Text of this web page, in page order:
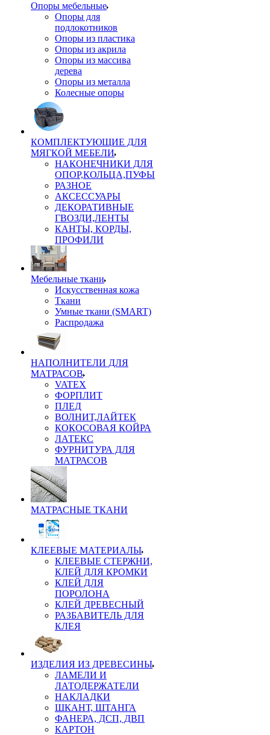
Опоры мебельные
Опоры для
подлокотников
Опоры из пластика
Опоры из акрила
Опоры из массива
дерева
Опоры из металла
Колесные опоры
КОМПЛЕКТУЮЩИЕ ДЛЯ
МЯГКОЙ МЕБЕЛИ
НАКОНЕЧНИКИ ДЛЯ
ОПОР,КОЛЬЦА,ПУФЫ
РАЗНОЕ
АКСЕССУАРЫ
ДЕКОРАТИВНЫЕ
ГВОЗДИ,ЛЕНТЫ
КАНТЫ, КОРДЫ,
ПРОФИЛИ
Мебельные ткани
Искусственная кожа
Ткани
Умные ткани (SMART)
Распродажа
НАПОЛНИТЕЛИ ДЛЯ
МАТРАСОВ
VATEX
ФОРПЛИТ
ПЛЕД
ВОЛНИТ,ЛАЙТЕК
КОКОСОВАЯ КОЙРА
ЛАТЕКС
ФУРНИТУРА ДЛЯ
МАТРАСОВ
МАТРАСНЫЕ ТКАНИ
КЛЕЕВЫЕ МАТЕРИАЛЫ
КЛЕЕВЫЕ СТЕРЖНИ,
КЛЕЙ ДЛЯ КРОМКИ
КЛЕЙ ДЛЯ
ПОРОЛОНА
КЛЕЙ ДРЕВЕСНЫЙ
РАЗБАВИТЕЛЬ ДЛЯ
КЛЕЯ
ИЗДЕЛИЯ ИЗ ДРЕВЕСИНЫ
ЛАМЕЛИ И
ЛАТОДЕРЖАТЕЛИ
НАКЛАДКИ
ШКАНТ, ШТАНГА
ФАНЕРА, ДСП, ДВП
КАРТОН